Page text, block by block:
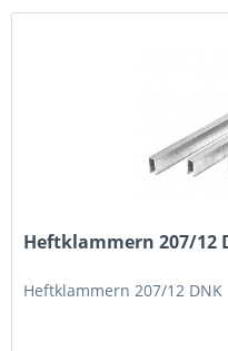
Heftklammern 207/12
Heftklammern 207/12 DNK